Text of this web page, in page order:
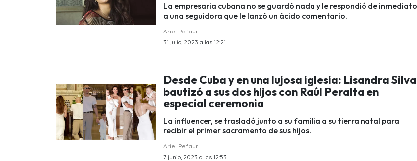
La empresaria cubana no se guardó nada y le respondió de inmediato
a una seguidora que le lanzó un ácido comentario.
Ariel Pefaur
31 julio, 2023 a las 12:21
Desde Cuba y en una lujosa iglesia: Lisandra Silva
bautizó a sus dos hijos con Raúl Peralta en
especial ceremonia
La influencer, se trasladó junto a su familia a su tierra natal para
recibir el primer sacramento de sus hijos.
Ariel Pefaur
7 junio, 2023 a las 12:53